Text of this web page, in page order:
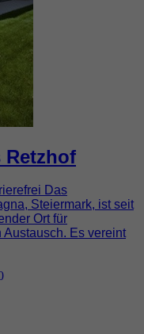
Das
Steiermark, ist seit
Ort für
Es vereint